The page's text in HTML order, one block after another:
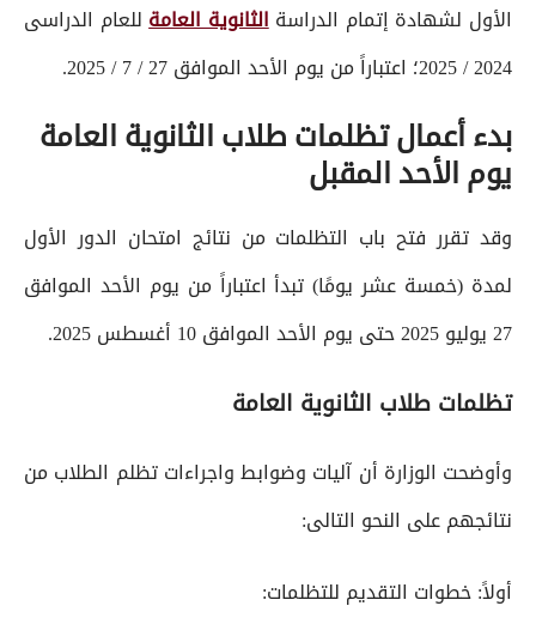
الأول لشهادة إتمام الدراسةالثانوية العامةللعام الدراسى
2024 / 2025؛ اعتباراً من يوم الأحد الموافق 27 / 7 / 2025.
بدء أعمال تظلمات طلاب الثانوية العامة
يوم الأحد المقبل
وقد تقرر فتح باب التظلمات من نتائج امتحان الدور الأول
لمدة (خمسة عشر يومًا) تبدأ اعتباراً من يوم الأحد الموافق
27 يوليو 2025 حتى يوم الأحد الموافق 10 أغسطس 2025.
تظلمات طلاب الثانوية العامة
وأوضحت الوزارة أن آليات وضوابط واجراءات تظلم الطلاب من
نتائجهم على النحو التالى:
أولاً: خطوات التقديم للتظلمات: